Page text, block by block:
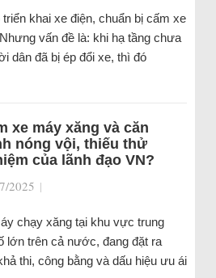
khai xe điện, chuẩn bị cấm xe
vấn đề là: khi hạ tầng chưa
dân đã bị ép đổi xe, thì đó
xe máy xăng và căn
nóng vội, thiếu thử
của lãnh đạo VN?
2025 |
chạy xăng tại khu vực trung
lớn trên cả nước, đang đặt ra
thi, công bằng và dấu hiệu ưu ái